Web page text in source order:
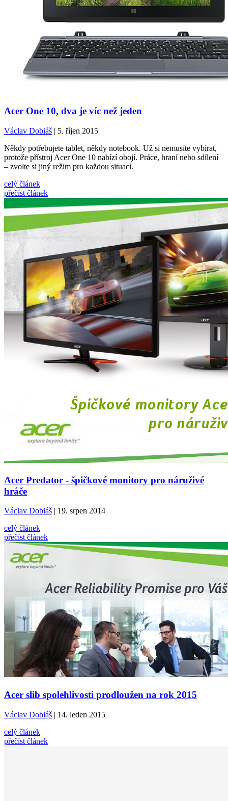
Acer One 10, dva je víc než jeden
Václav Dobiáš| 5. říjen 2015
Někdy potřebujete tablet, někdy notebook. Už si nemusíte vybírat,
protože přístroj Acer One 10 nabízí obojí. Práce, hraní nebo sdílení
– zvolte si jiný režim pro každou situaci.
celý článek
přečíst článek
Acer Predator - špičkové monitory pro náruživé
hráče
Václav Dobiáš| 19. srpen 2014
celý článek
přečíst článek
Acer slib spolehlivosti prodloužen na rok 2015
Václav Dobiáš| 14. leden 2015
celý článek
přečíst článek